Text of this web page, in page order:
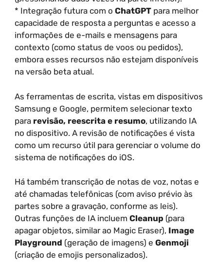
* Integração futura com o ChatGPT para melhor
capacidade de resposta a perguntas e acesso a
informações de e-mails e mensagens para
contexto (como status de voos ou pedidos),
embora esses recursos não estejam disponíveis
na versão beta atual.
As ferramentas de escrita, vistas em dispositivos
Samsung e Google, permitem selecionar texto
para revisão, reescrita e resumo, utilizando IA
no dispositivo. A revisão de notificações é vista
como um recurso útil para gerenciar o volume do
sistema de notificações do iOS.
Há também transcrição de notas de voz, notas e
até chamadas telefônicas (com aviso prévio às
partes sobre a gravação, conforme as leis).
Outras funções de IA incluem Cleanup (para
apagar objetos, similar ao Magic Eraser), Image
Playground (geração de imagens) e Genmoji
(criação de emojis personalizados).